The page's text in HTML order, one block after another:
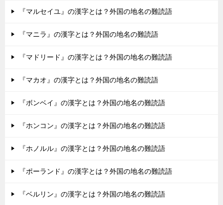
『マルセイユ』の漢字とは？外国の地名の難読語
『マニラ』の漢字とは？外国の地名の難読語
『マドリード』の漢字とは？外国の地名の難読語
『マカオ』の漢字とは？外国の地名の難読語
『ボンベイ』の漢字とは？外国の地名の難読語
『ホンコン』の漢字とは？外国の地名の難読語
『ホノルル』の漢字とは？外国の地名の難読語
『ポーランド』の漢字とは？外国の地名の難読語
『ベルリン』の漢字とは？外国の地名の難読語